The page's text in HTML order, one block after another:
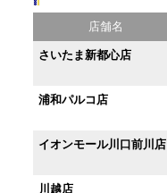
店舗名
さいたま新都心店
浦和パルコ店
イオンモール川口前川店
川越店